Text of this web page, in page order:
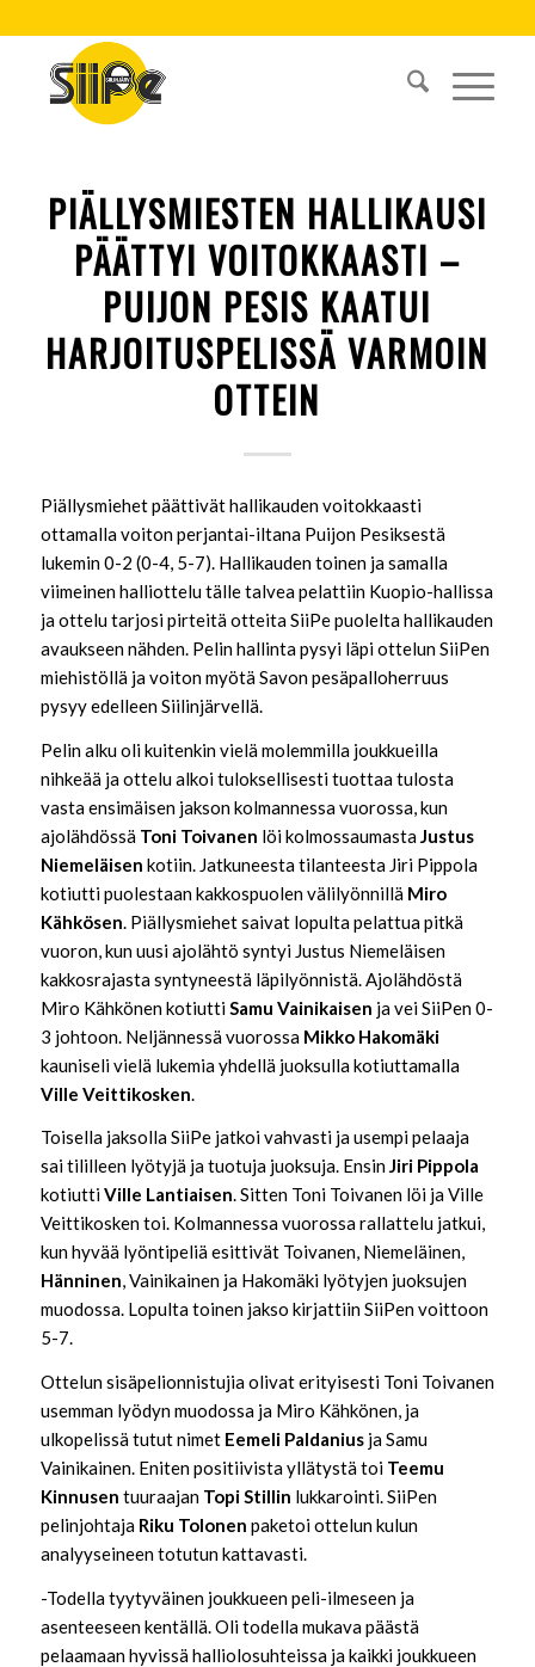
PIÄLLYSMIESTEN HALLIKAUSI
PÄÄTTYI VOITOKKAASTI –
PUIJON PESIS KAATUI
HARJOITUSPELISSÄ VARMOIN
OTTEIN
Piällysmiehet päättivät hallikauden voitokkaasti
ottamalla voiton perjantai-iltana Puijon Pesiksestä
lukemin 0-2 (0-4, 5-7). Hallikauden toinen ja samalla
viimeinen halliottelu tälle talvea pelattiin Kuopio-hallissa
ja ottelu tarjosi pirteitä otteita SiiPe puolelta hallikauden
avaukseen nähden. Pelin hallinta pysyi läpi ottelun SiiPen
miehistöllä ja voiton myötä Savon pesäpalloherruus
pysyy edelleen Siilinjärvellä.
Pelin alku oli kuitenkin vielä molemmilla joukkueilla
nihkeää ja ottelu alkoi tuloksellisesti tuottaa tulosta
vasta ensimäisen jakson kolmannessa vuorossa, kun
ajolähdössä Toni Toivanen löi kolmossaumasta Justus
Niemeläisen kotiin. Jatkuneesta tilanteesta Jiri Pippola
kotiutti puolestaan kakkospuolen välilyönnillä Miro
Kähkösen . Piällysmiehet saivat lopulta pelattua pitkä
vuoron, kun uusi ajolähtö syntyi Justus Niemeläisen
kakkosrajasta syntyneestä läpilyönnistä. Ajolähdöstä
Miro Kähkönen kotiutti Samu Vainikaisen ja vei SiiPen 0-
3 johtoon. Neljännessä vuorossa Mikko Hakomäki
kauniseli vielä lukemia yhdellä juoksulla kotiuttamalla
Ville Veittikosken
Toisella jaksolla SiiPe jatkoi vahvasti ja usempi pelaaja
sai tililleen lyötyjä ja tuotuja juoksuja. EnsinJiri Pippola
kotiuttiVille Lantiaisen. Sitten Toni Toivanen löi ja Ville
Veittikosken toi. Kolmannessa vuorossa rallattelu jatkui,
kun hyvää lyöntipeliä esittivät Toivanen, Niemeläinen,
Hänninen, Vainikainen ja Hakomäki lyötyjen juoksujen
muodossa. Lopulta toinen jakso kirjattiin SiiPen voittoon
5-7.
Ottelun sisäpelionnistujia olivat erityisesti Toni Toivanen
usemman lyödyn muodossa ja Miro Kähkönen, ja
ulkopelissä tutut nimet Eemeli Paldaniusja Samu
Vainikainen. Eniten positiivista yllätystä toi Teemu
Kinnusen tuuraajan Topi Stillin lukkarointi. SiiPen
pelinjohtaja Riku Tolonen paketoi ottelun kulun
analyyseineen totutun kattavasti.
-Todella tyytyväinen joukkueen peli-ilmeseen ja
asenteeseen kentällä. Oli todella mukava päästä
pelaamaan hyvissä halliolosuhteissa ja kaikki joukkueen